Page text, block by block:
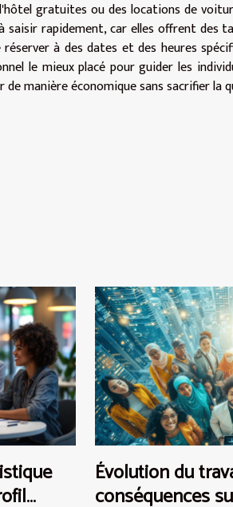
gratuites ou des locations de
saisir rapidement, car elles offrent des
à des dates et des heures
le mieux placé pour guider les
manière économique sans sacrifier la
Évolution du
conséquences